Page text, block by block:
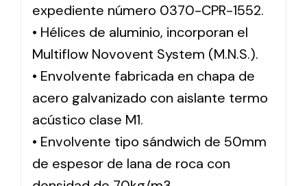
expediente número 0370-CPR-1552.
• Hélices de aluminio, incorporan el
Multiflow Novovent System (M.N.S.).
• Envolvente fabricada en chapa de
acero galvanizado con aislante termo
acústico clase M1.
• Envolvente tipo sándwich de 50mm
de espesor de lana de roca con